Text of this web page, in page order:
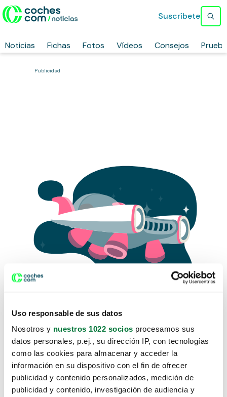
Uso responsable de sus datos
Nosotros y nuestros 1022 socios procesamos sus
datos personales, p.ej., su dirección IP, con tecnologías
como las cookies para almacenar y acceder la
información en su dispositivo con el fin de ofrecer
publicidad y contenido personalizados, medición de
publicidad y contenido, investigación de audiencia y
Noticias Fichas Fotos Vídeos Consejos
Suscríbete
Publicidad
Lo sentimos, no sabemos como
te hemos traido hasta aquí.